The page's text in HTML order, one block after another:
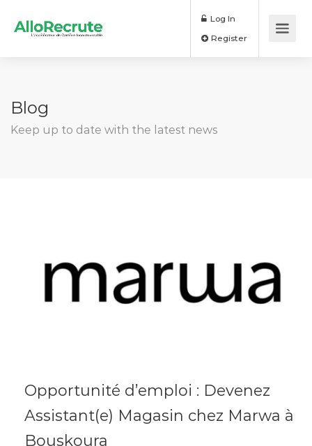
Log In
Blog
Keep up to date with the latest news
Opportunité d’emploi : Devenez
Assistant(e) Magasin chez Marwa à
Bouskoura